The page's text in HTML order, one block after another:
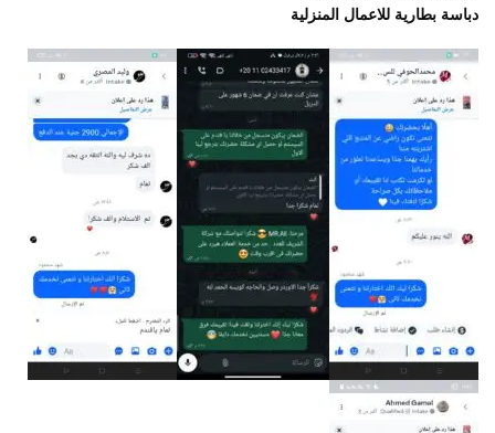
دباسة بطارية للاعمال المنزلية